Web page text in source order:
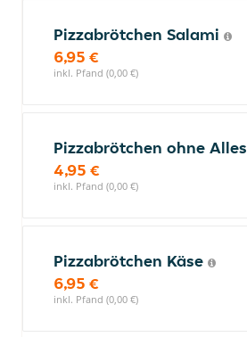
Pizzabrötchen Salami
6,95 €
inkl. Pfand (0,00 €)
Pizzabrötchen ohne Alles
4,95 €
inkl. Pfand (0,00 €)
Pizzabrötchen Käse
6,95 €
inkl. Pfand (0,00 €)